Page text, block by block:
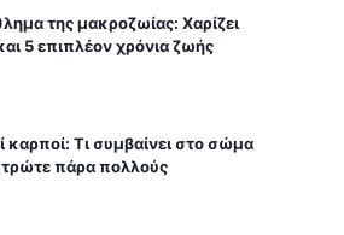
της μακροζωίας: Χαρίζει
5 επιπλέον χρόνια ζωής
καρποί: Τι συμβαίνει στο σώμα
πάρα πολλούς